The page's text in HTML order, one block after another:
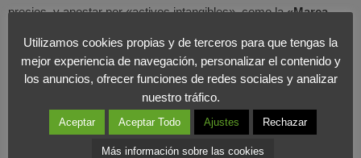
precios, y apostar por «activos intangibles», como la«Marca
Utilizamos cookies propias y de terceros para que tengas la
mejor experiencia de navegación, personalizar el contenido y
los anuncios, ofrecer funciones de redes sociales y analizar
nuestro tráfico.
Aceptar Aceptar Todo Ajustes Rechazar
Más información sobre las cookies